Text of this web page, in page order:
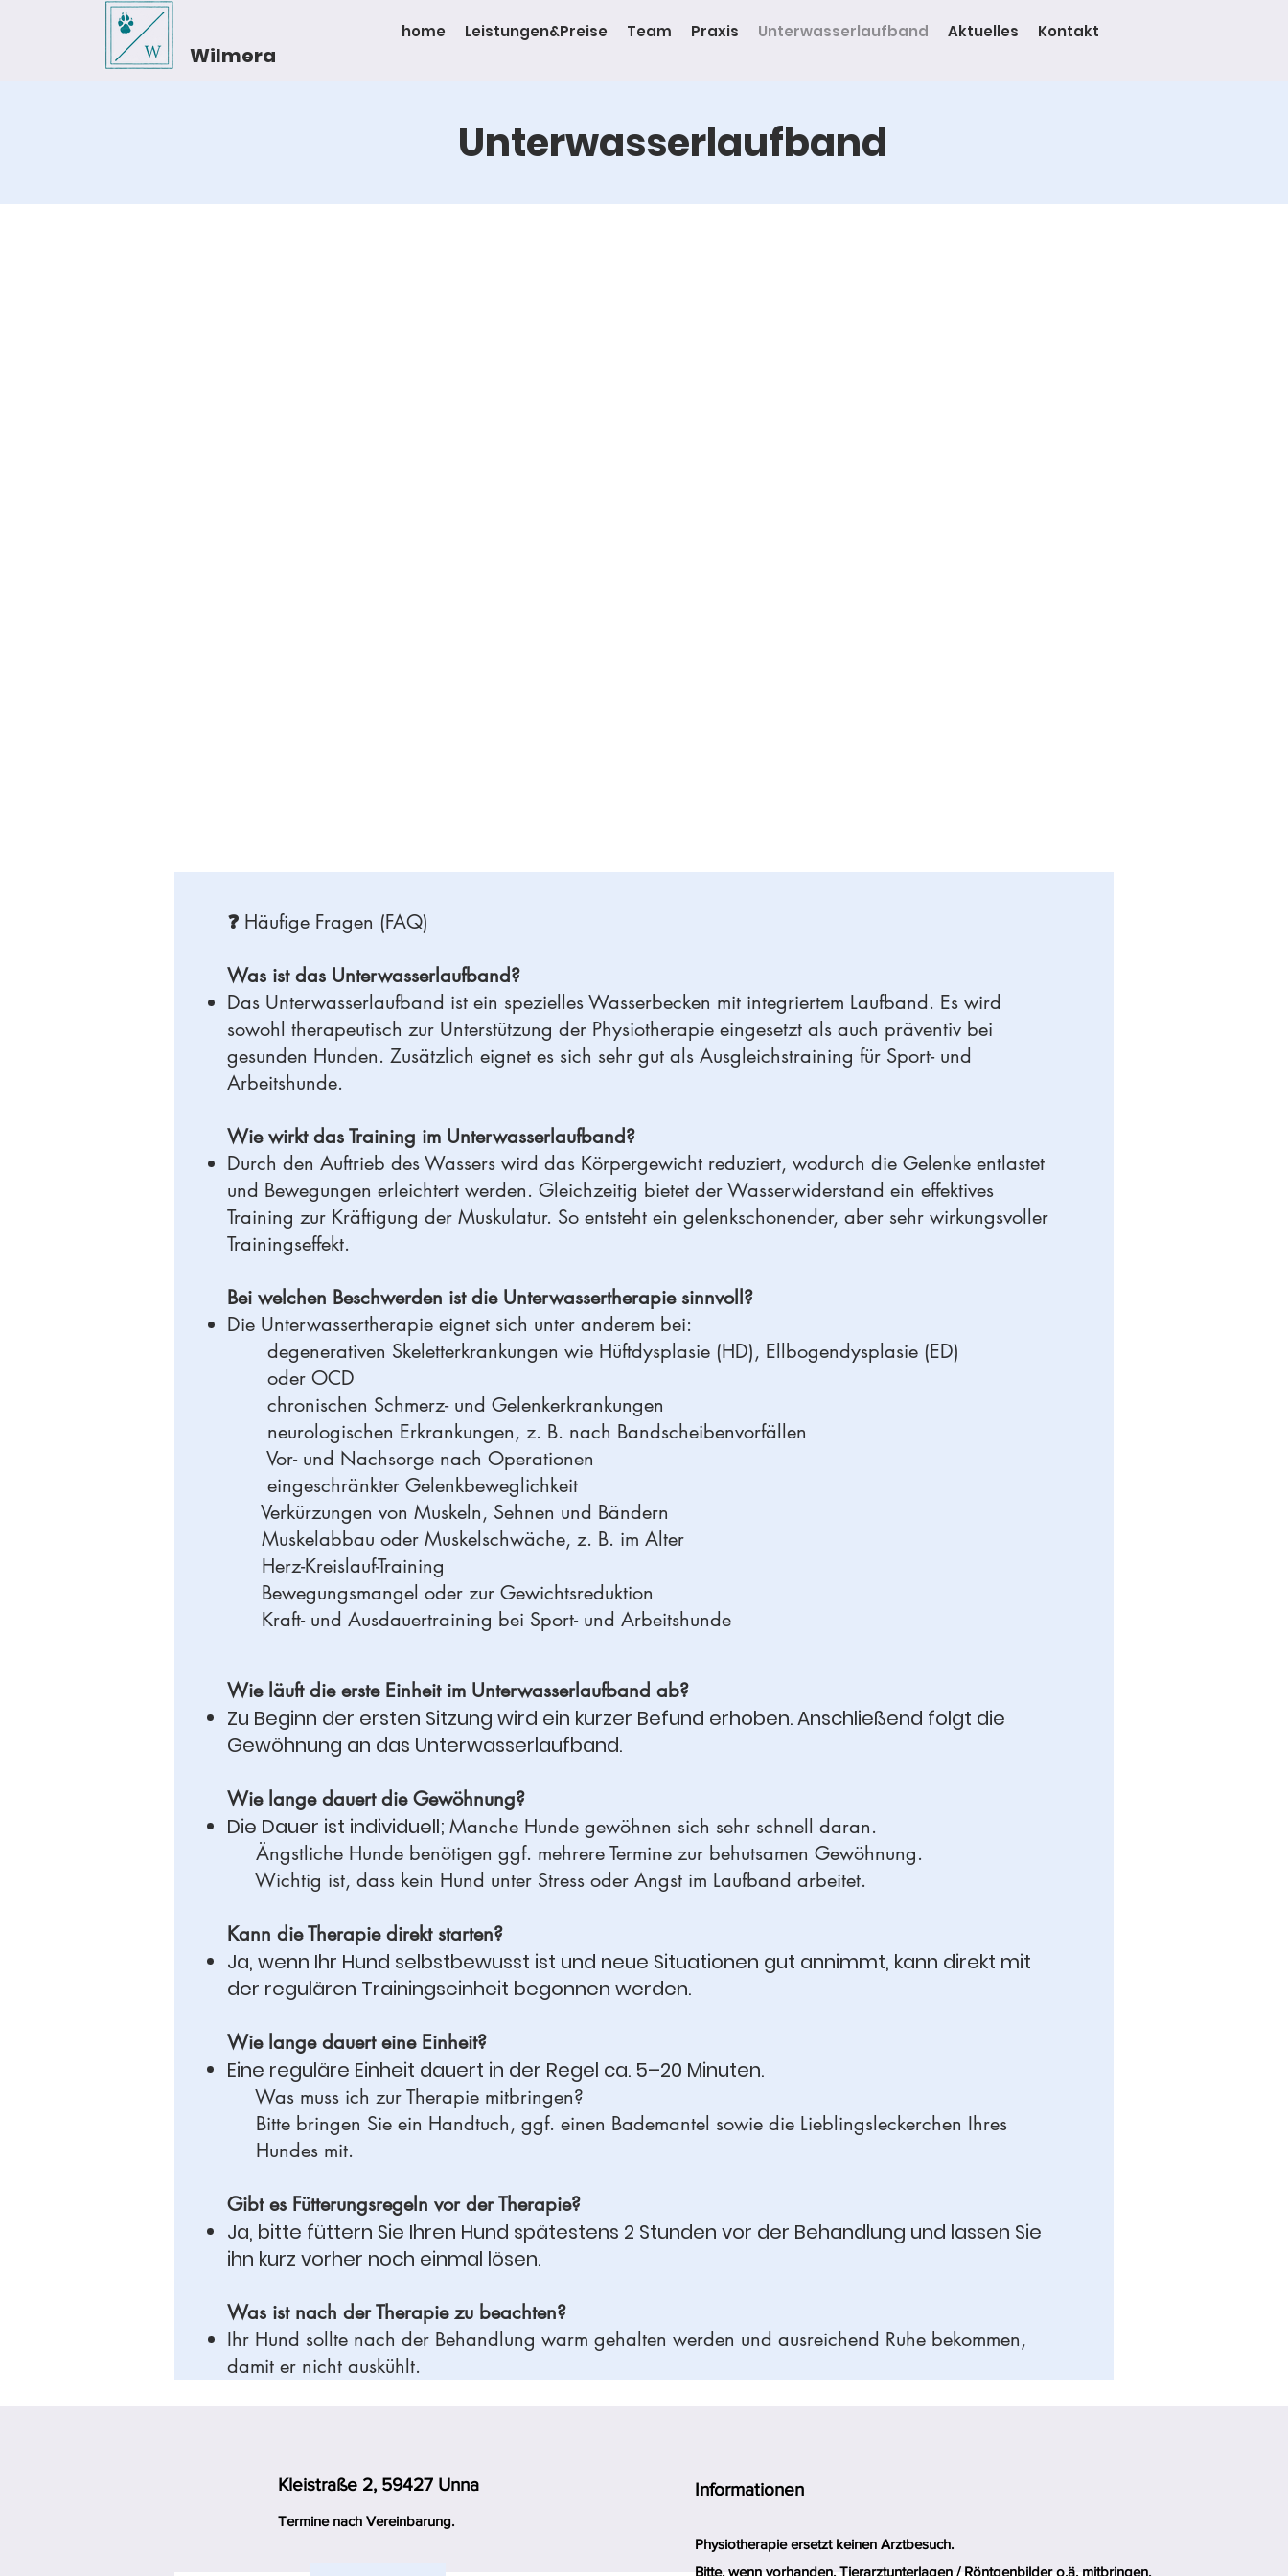
home Leistungen&Preise Team Praxis Unterwasserlaufband Aktuelles Kontakt
Wilmera
Unterwasserlaufband
❓ Häufige Fragen (FAQ)
Was ist das Unterwasserlaufband?​
Das Unterwasserlaufband ist ein spezielles Wasserbecken mit integriertem Laufband. Es wird
sowohl therapeutisch zur Unterstützung der Physiotherapie eingesetzt als auch präventiv bei
gesunden Hunden. Zusätzlich eignet es sich sehr gut als Ausgleichstraining für Sport- und
Arbeitshunde.
Wie wirkt das Training im Unterwasserlaufband?
Durch den Auftrieb des Wassers wird das Körpergewicht reduziert, wodurch die Gelenke entlastet
und Bewegungen erleichtert werden. Gleichzeitig bietet der Wasserwiderstand ein effektives
Training zur Kräftigung der Muskulatur. So entsteht ein gelenkschonender, aber sehr wirkungsvoller
Trainingseffekt.
Bei welchen Beschwerden ist die Unterwassertherapie sinnvoll?
Die Unterwassertherapie eignet sich unter anderem bei:
degenerativen Skeletterkrankungen wie Hüftdysplasie (HD), Ellbogendysplasie (ED)
oder OCD
chronischen Schmerz- und Gelenkerkrankungen
neurologischen Erkrankungen, z. B. nach Bandscheibenvorfällen
Vor- und Nachsorge nach Operationen
eingeschränkter Gelenkbeweglichkeit
Verkürzungen von Muskeln, Sehnen und Bändern
Muskelabbau oder Muskelschwäche, z. B. im Alter
Herz-Kreislauf-Training
Bewegungsmangel oder zur Gewichtsreduktion
Kraft- und Ausdauertraining bei Sport- und Arbeitshunde
Wie läuft die erste Einheit im Unterwasserlaufband ab?
Zu Beginn der ersten Sitzung wird ein kurzer Befund erhoben. Anschließend folgt die
Gewöhnung an das Unterwasserlaufband.
Wie lange dauert die Gewöhnung?
Die Dauer ist individuell; Manche Hunde gewöhnen sich sehr schnell daran.
Ängstliche Hunde benötigen ggf. mehrere Termine zur behutsamen Gewöhnung.
Wichtig ist, dass kein Hund unter Stress oder Angst im Laufband arbeitet.
Kann die Therapie direkt starten?
Ja, wenn Ihr Hund selbstbewusst ist und neue Situationen gut annimmt, kann direkt mit
der regulären Trainingseinheit begonnen werden.
Wie lange dauert eine Einheit?
Eine reguläre Einheit dauert in der Regel ca. 5–20 Minuten.
Was muss ich zur Therapie mitbringen?
Bitte bringen Sie ein Handtuch, ggf. einen Bademantel sowie die Lieblingsleckerchen Ihres
Hundes mit.
Gibt es Fütterungsregeln vor der Therapie?
Ja, bitte füttern Sie Ihren Hund spätestens 2 Stunden vor der Behandlung und lassen Sie
ihn kurz vorher noch einmal lösen.
Was ist nach der Therapie zu beachten?
Ihr Hund sollte nach der Behandlung warm gehalten werden und ausreichend Ruhe bekommen,
damit er nicht auskühlt.
Kleistraße 2, 59427 Unna
Termine nach Vereinbarung.
Informationen
Physiotherapie ersetzt keinen Arztbesuch.
Bitte, wenn vorhanden, Tierarztunterlagen / Röntgenbilder o.ä. mitbringen.